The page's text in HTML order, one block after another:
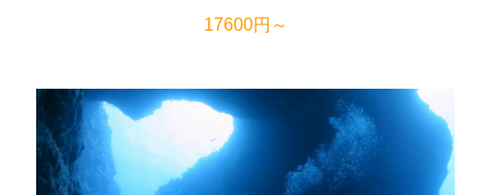
17600円～